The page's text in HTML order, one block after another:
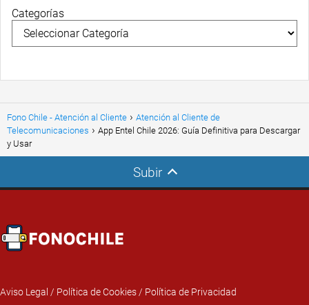
Categorías
Fono Chile - Atención al Cliente
Atención al Cliente de
Telecomunicaciones
App Entel Chile 2026: Guía Definitiva para Descargar
y Usar
Subir
Aviso Legal / Política de Cookies / Política de Privacidad